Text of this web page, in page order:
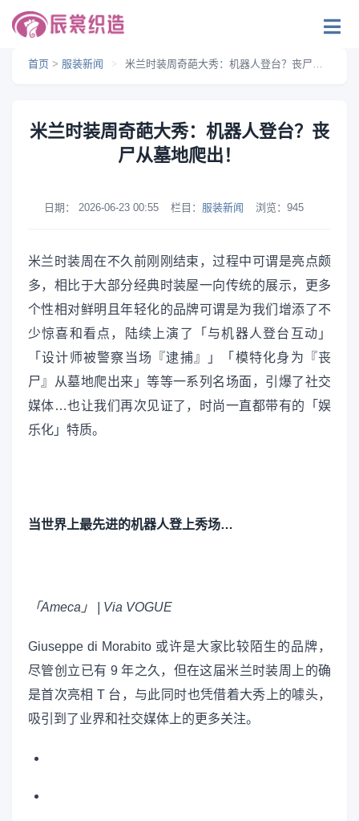
首页 > 服装新闻 > 米兰时装周奇葩大秀：机器人登台？丧尸从墓地爬出！
米兰时装周奇葩大秀：机器人登台？丧
尸从墓地爬出！
日期： 2026-06-23 00:55 栏目： 服装新闻 浏览： 945
米兰时装周在不久前刚刚结束，过程中可谓是亮点颇
多，相比于大部分经典时装屋一向传统的展示，更多
个性相对鲜明且年轻化的品牌可谓是为我们增添了不
少惊喜和看点，陆续上演了「与机器人登台互动」
「设计师被警察当场『逮捕』」「模特化身为『丧
尸』从墓地爬出来」等等一系列名场面，引爆了社交
媒体…也让我们再次见证了，时尚一直都带有的「娱
乐化」特质。
当世界上最先进的机器人登上秀场…
「Ameca」 | Via VOGUE
Giuseppe di Morabito 或许是大家比较陌生的品牌，
尽管创立已有 9 年之久，但在这届米兰时装周上的确
是首次亮相 T 台，与此同时也凭借着大秀上的噱头，
吸引到了业界和社交媒体上的更多关注。